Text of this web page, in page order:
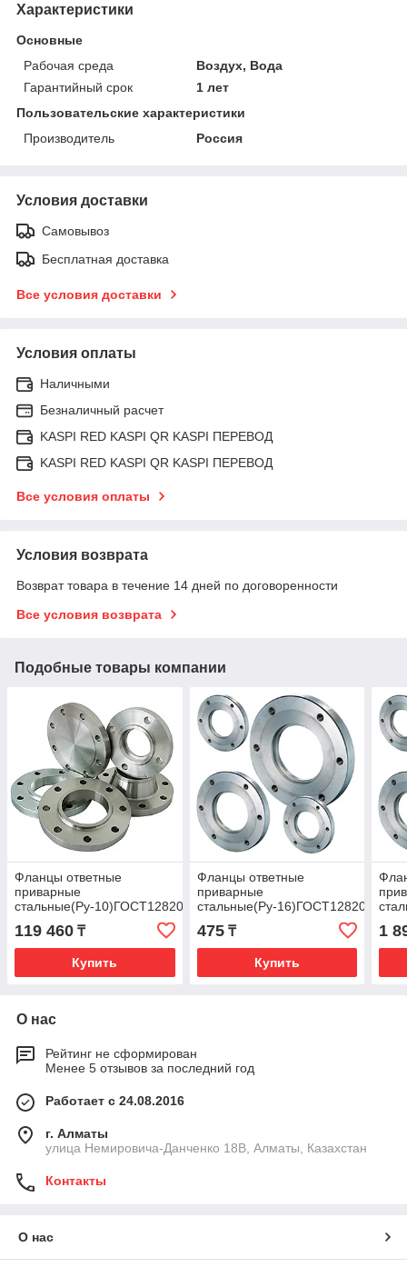
Характеристики
Основные
Рабочая среда
Воздух, Вода
Гарантийный срок
1 лет
Пользовательские характеристики
Производитель
Россия
Условия доставки
Самовывоз
Бесплатная доставка
Все условия доставки
Условия оплаты
Наличными
Безналичный расчет
KASPI RED KASPI QR KASPI ПЕРЕВОД
KASPI RED KASPI QR KASPI ПЕРЕВОД
Все условия оплаты
Условия возврата
Возврат товара в течение 14 дней по договоренности
Все условия возврата
Подобные товары компании
Фланцы ответные
приварные
стальные(Ру-10)ГОСТ12820-
119 460 ₸
Купить
Фланцы ответные
приварные
стальные(Ру-16)ГОСТ12820-
80 Ду15
475₸
Купить
1
О нас
Рейтинг не сформирован
Менее 5 отзывов за последний год
Работает с 24.08.2016
г. Алматы
улица Немировича-Данченко 18В, Алматы, Казахстан
Контакты
О нас